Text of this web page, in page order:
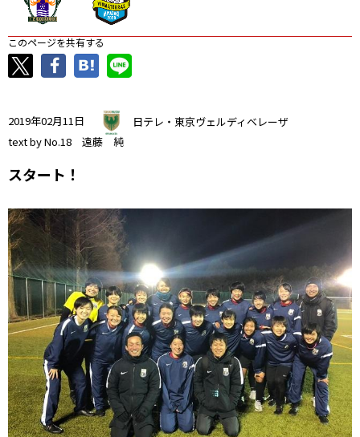
このページを共有する
2019年02月11日
日テレ・東京ヴェルディベレーザ
text by No.18 遠藤 純
スタート！